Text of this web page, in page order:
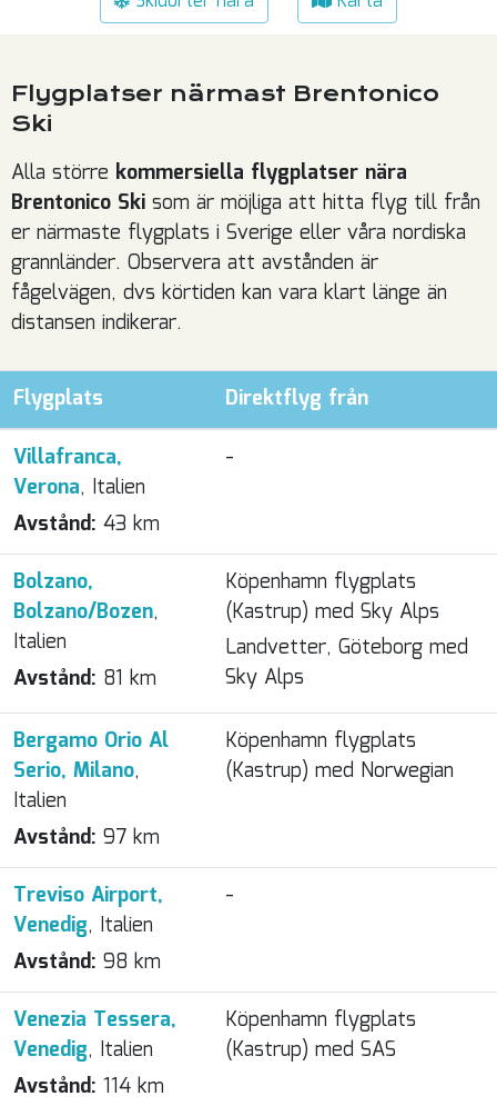
Flygplatser närmast Brentonico
Ski
Alla större kommersiella flygplatser nära
Brentonico Ski som är möjliga att hitta flyg till från
er närmaste flygplats i Sverige eller våra nordiska
grannländer. Observera att avstånden är
fågelvägen, dvs körtiden kan vara klart länge än
distansen indikerar.
Flygplats
Direktflyg från
Villafranca,
Verona, Italien
Avstånd: 43 km
-
Bolzano,
Bolzano/Bozen,
Italien
Avstånd: 81 km
Köpenhamn flygplats
(Kastrup) med Sky Alps
Landvetter, Göteborg med
Sky Alps
Bergamo Orio Al
Serio, Milano,
Italien
Avstånd: 97 km
Köpenhamn flygplats
(Kastrup) med Norwegian
Treviso Airport,
Venedig, Italien
Avstånd: 98 km
-
Venezia Tessera,
Venedig, Italien
Avstånd: 114 km
Köpenhamn flygplats
(Kastrup) med SAS